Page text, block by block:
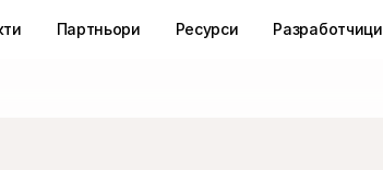
Партньори Ресурси Разработчици